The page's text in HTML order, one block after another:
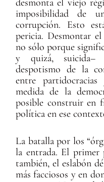
desmonta el viejo
imposibilidad de
corrupción. Esto
pericia. Desmontar
no sólo porque
y quizá,
despotismo de la
entre
medida de la
posible construir en
política en ese
La batalla por los
la entrada. El primer
también, el eslabón
más facciosos y en